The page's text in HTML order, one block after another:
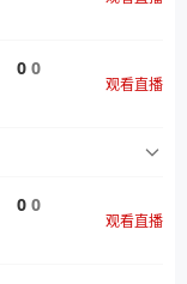
0 0
观看直播
0 0
观看直播